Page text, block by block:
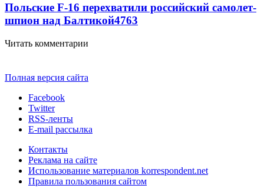
Польские F-16 перехватили российский самолет-
шпион над Балтикой4763
Читать комментарии
Полная версия сайта
Facebook
Twitter
RSS-ленты
E-mail рассылка
Контакты
Реклама на сайте
Использование материалов korrespondent.net
Правила пользования сайтом